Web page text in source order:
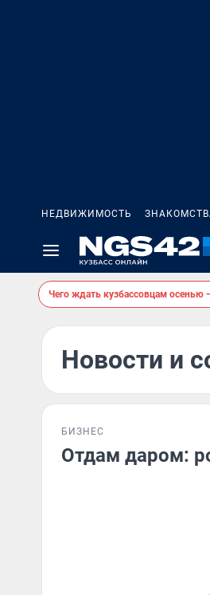
НЕДВИЖИМОСТЬ
Чего ждать кузбассовцам осенью
Новости и
БИЗНЕС
Отдам даром: